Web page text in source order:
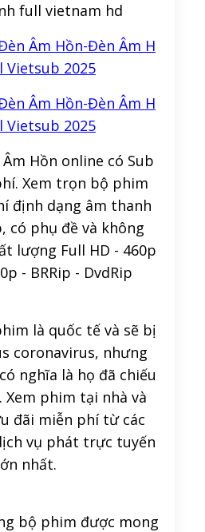
full vietnam hd
Âm Hồn-Đèn Âm H
Vietsub 2025
Âm Hồn-Đèn Âm H
Vietsub 2025
Hồn online có Sub
Xem trọn bộ phim
định dạng âm thanh
có phụ đề và không
lượng Full HD - 460p
- BRRip - DvdRip
là quốc tế và sẽ bị
coronavirus, nhưng
nghĩa là họ đã chiếu
Xem phim tại nhà và
đãi miễn phí từ các
vụ phát trực tuyến
nhất.
bộ phim được mong